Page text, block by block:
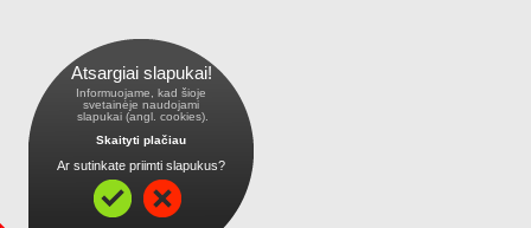
Atsargiai slapukai!
Informuojame, kad šioje
svetainėje naudojami
slapukai (angl. cookies).
Skaityti plačiau
Ar sutinkate priimti slapukus?